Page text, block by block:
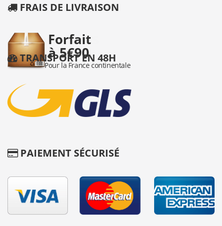
FRAIS DE LIVRAISON
TRANSPORT EN 48H
PAIEMENT SÉCURISÉ